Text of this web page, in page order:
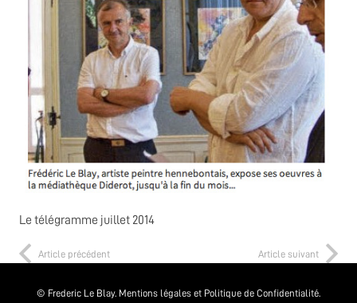
Le télégramme juillet 2014
Article précédent Article suivant
© Frederic Le Blay. Mentions légales et Politique de Confidentialité.